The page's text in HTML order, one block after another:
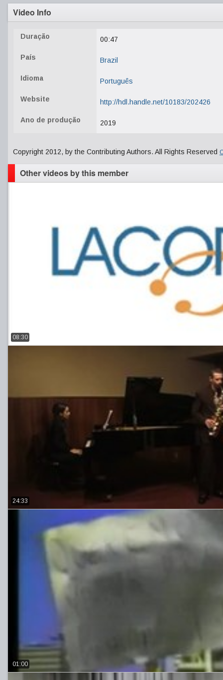
Video Info
Duração 00:47
País Brazil
Idioma Português
Website http://hdl.handle.net/10183/202426
Ano de produção 2019
Copyright 2012, by the Contributing Authors. All Rights Reserved
Other videos by this member
08:30
24:33
01:00